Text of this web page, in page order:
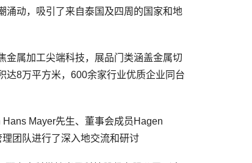
涌动，吸引了来自泰国及四周的国家和地
属加工尖端科技，展品门类涵盖金属切
达8万平方米，600余家行业优质企业同台
Mayer先生、董事会成员Hagen
团队进行了深入地交流和研讨